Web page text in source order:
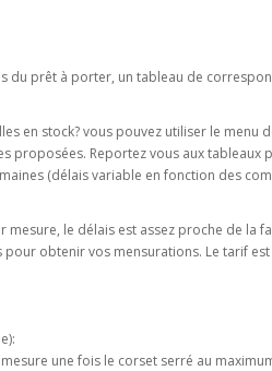
du prêt à porter, un tableau de
en stock? vous pouvez utiliser le
proposées. Reportez vous aux tableaux
(délais variable en fonction des
le délais est assez proche de la
obtenir vos mensurations. Le tarif est
une fois le corset serré au